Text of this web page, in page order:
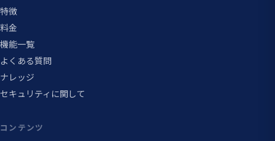
特徴
料金
機能一覧
よくある質問
ナレッジ
セキュリティに関して
コンテンツ